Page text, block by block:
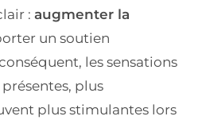
: augmenter la
un soutien
les sensations
plus
plus stimulantes lors